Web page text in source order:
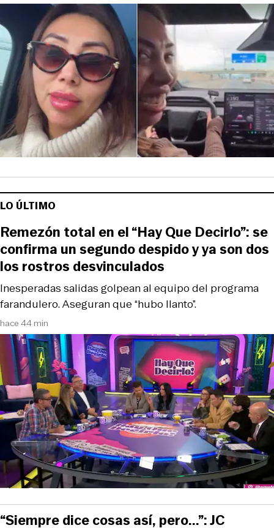
LO ÚLTIMO
hace 44 min
Inesperadas salidas golpean al equipo del programa
farandulero. Aseguran que “hubo llanto”.
Remezón total en el “Hay Que Decirlo”: se
confirma un segundo despido y ya son dos
los rostros desvinculados
“Siempre dice cosas así, pero...”: JC